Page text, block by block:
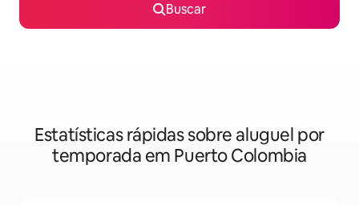
Buscar
Estatísticas rápidas sobre aluguel por
temporada em Puerto Colombia